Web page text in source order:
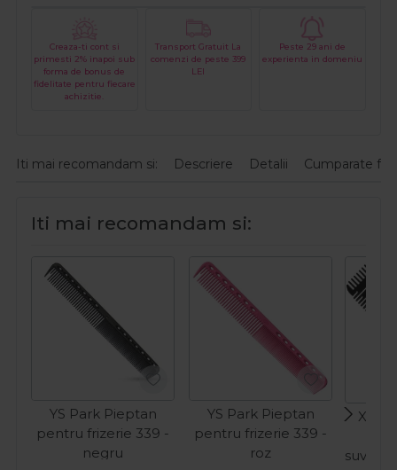
Creaza-ti cont si
primesti 2% inapoi sub
forma de bonus de
fidelitate pentru fiecare
achizitie.
Transport Gratuit La
comenzi de peste 399
LEI
Peste 29 ani de
experienta in domeniu
Iti mai recomandam si: Descriere Detalii Cumparate
Iti mai recomandam si:
YS Park Pieptan
pentru frizerie 339 -
negru
YS Park Pieptan
pentru frizerie 339 -
roz
suvite/